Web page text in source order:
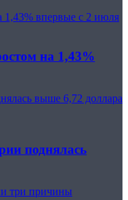
впервые с 2 июля
на 1,43%
выше 6,72 доллара
поднялась
три причины